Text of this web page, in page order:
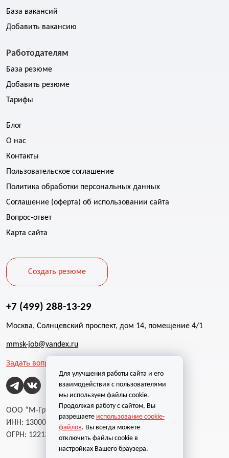
База вакансий
Добавить вакансию
Работодателям
База резюме
Добавить резюме
Тарифы
Блог
О нас
Контакты
Пользовательское соглашение
Политика обработки персональных данных
Соглашение (оферта) об использовании сайта
Вопрос-ответ
Карта сайта
Создать резюме
+7 (499) 288-13-29
Москва, Солнцевский проспект, дом 14, помещение 4/1
mmsk-job@yandex.ru
Задать вопрос
ООО “М-Групп”
ИНН: 1300002787
ОГРН: 1221300004232
Для улучшения работы сайта и его
взаимодействия с пользователями
мы используем файлы cookie.
Продолжая работу с сайтом, Вы
разрешаете использование cookie-
файлов. Вы всегда можете
отключить файлы cookie в
настройках Вашего браузера.